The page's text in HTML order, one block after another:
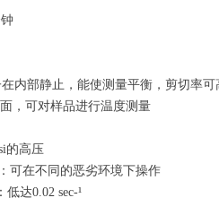
内部静止，能使测量平衡，剪切率可
，可对样品进行温度测量
的高压
可在不同的恶劣环境下操作
达0.02 sec-¹